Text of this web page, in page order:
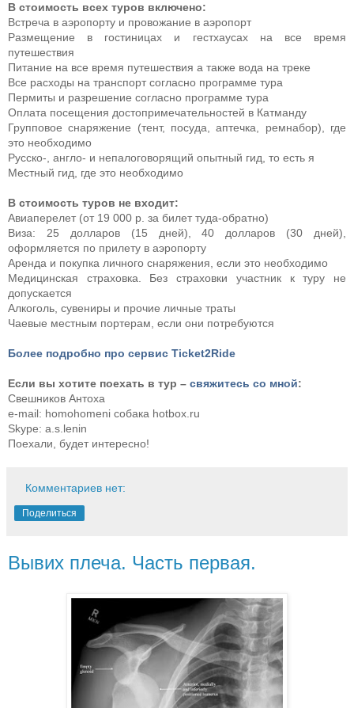
В стоимость всех туров включено:
Встреча в аэропорту и провожание в аэропорт
Размещение в гостиницах и гестхаусах на все время
путешествия
Питание на все время путешествия а также вода на треке
Все расходы на транспорт согласно программе тура
Пермиты и разрешение согласно программе тура
Оплата посещения достопримечательностей в Катманду
Групповое снаряжение (тент, посуда, аптечка, ремнабор), где
это необходимо
Русско-, англо- и непалоговорящий опытный гид, то есть я
Местный гид, где это необходимо
В стоимость туров не входит:
Авиаперелет (от 19 000 р. за билет туда-обратно)
Виза: 25 долларов (15 дней), 40 долларов (30 дней),
оформляется по прилету в аэропорту
Аренда и покупка личного снаряжения, если это необходимо
Медицинская страховка. Без страховки участник к туру не
допускается
Алкоголь, сувениры и прочие личные траты
Чаевые местным портерам, если они потребуются
Более подробно про сервис Ticket2Ride
Если вы хотите поехать в тур – свяжитесь со мной:
Свешников Антоха
e-mail: homohomeni собака hotbox.ru
Skype: a.s.lenin
Поехали, будет интересно!
Комментариев нет:
Поделиться
Вывих плеча. Часть первая.